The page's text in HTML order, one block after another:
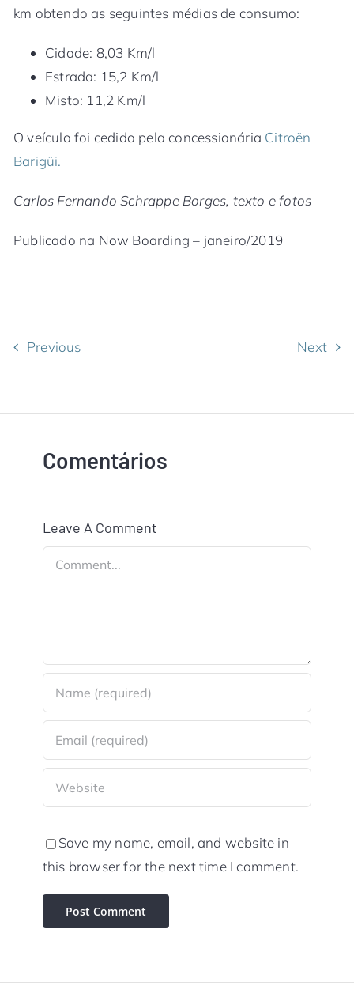
km obtendo as seguintes médias de consumo:
Cidade: 8,03 Km/l
Estrada: 15,2 Km/l
Misto: 11,2 Km/l
O veículo foi cedido pela concessionária Citroën
Barigüi.
Carlos Fernando Schrappe Borges, texto e fotos
Publicado na Now Boarding – janeiro/2019
Previous Next
Comentários
Leave A Comment
Comment
Save my name, email, and website in
this browser for the next time I comment.